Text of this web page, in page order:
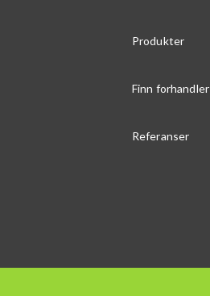
Produkter
Finn forhandler
Referanser